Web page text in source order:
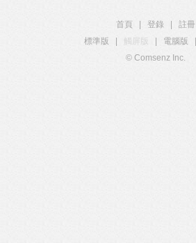
首頁 登錄
註冊
標準版
觸屏版 電腦版
© Comsenz Inc.